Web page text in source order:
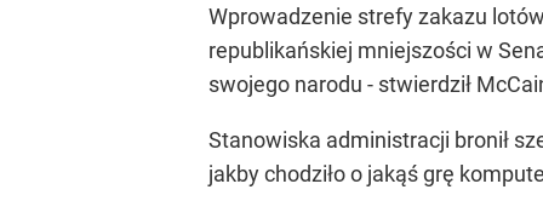
Wprowadzenie strefy zakazu
republikańskiej mniejszości w
swojego narodu - stwierdził
Stanowiska administracji bronił
jakby chodziło o jakąś grę